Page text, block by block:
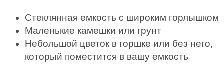
Стеклянная емкость с широким горлышком
Маленькие камешки или грунт
Небольшой цветок в горшке или без него,
который поместится в вашу емкость